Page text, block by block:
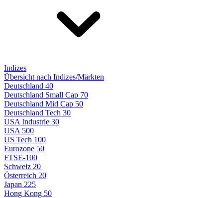
Indizes
Übersicht nach Indizes/Märkten
Deutschland 40
Deutschland Small Cap 70
Deutschland Mid Cap 50
Deutschland Tech 30
USA Industrie 30
USA 500
US Tech 100
Eurozone 50
FTSE-100
Schweiz 20
Österreich 20
Japan 225
Hong Kong 50